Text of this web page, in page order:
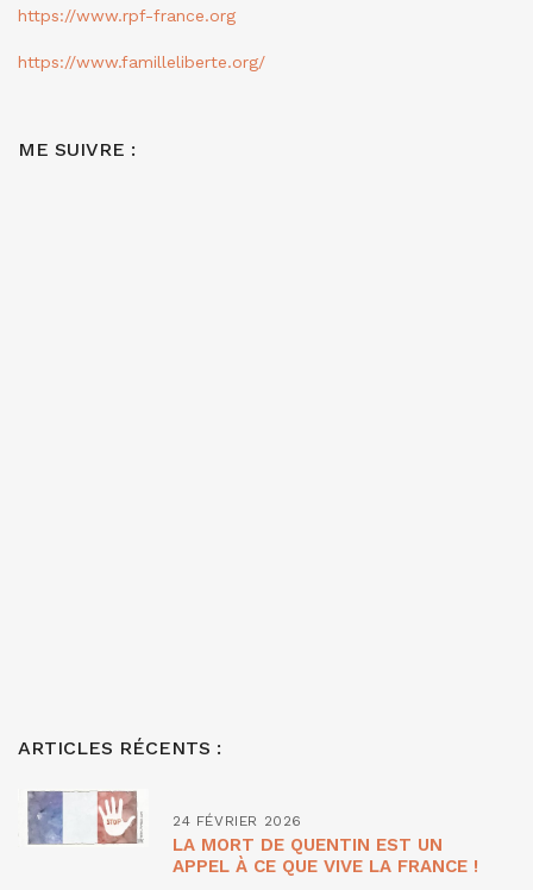
https://www.rpf-france.org
https://www.familleliberte.org/
ME SUIVRE :
ARTICLES RÉCENTS :
24 FÉVRIER 2026
LA MORT DE QUENTIN EST UN
APPEL À CE QUE VIVE LA FRANCE !